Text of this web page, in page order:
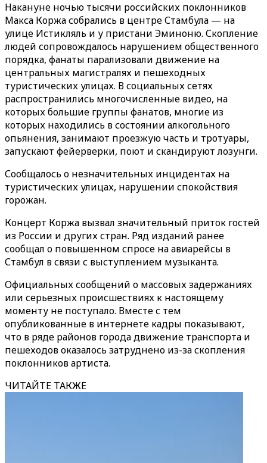
Накануне ночью тысячи российских поклонников
Макса Коржа собрались в центре Стамбула — на
улице Истикляль и у пристани Эминоню. Скопление
людей сопровождалось нарушением общественного
порядка, фанаты парализовали движение на
центральных магистралях и пешеходных
туристических улицах. В социальных сетях
распространились многочисленные видео, на
которых большие группы фанатов, многие из
которых находились в состоянии алкогольного
опьянения, занимают проезжую часть и тротуары,
запускают фейерверки, поют и скандируют лозунги.
Сообщалось о незначительных инцидентах на
туристических улицах, нарушении спокойствия
горожан.
Концерт Коржа вызвал значительный приток гостей
из России и других стран. Ряд изданий ранее
сообщал о повышенном спросе на авиарейсы в
Стамбул в связи с выступлением музыканта.
Официальных сообщений о массовых задержаниях
или серьезных происшествиях к настоящему
моменту не поступало. Вместе с тем
опубликованные в интернете кадры показывают,
что в ряде районов города движение транспорта и
пешеходов оказалось затруднено из-за скопления
поклонников артиста.
ЧИТАЙТЕ ТАКЖЕ